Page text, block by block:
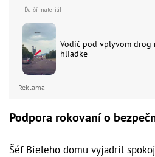
Vodič pod vplyvom drog
hliadke
Reklama
Podpora rokovaní o
Šéf Bieleho domu vyjadril